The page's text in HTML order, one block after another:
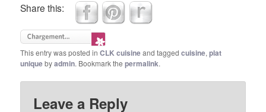
Share this:
This entry was posted inCLK cuisineand taggedcuisine,plat
uniquebyadmin. Bookmark thepermalink.
Leave a Reply